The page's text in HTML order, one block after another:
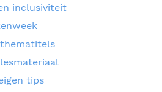
inclusiviteit
thematitels
lesmateriaal
tips